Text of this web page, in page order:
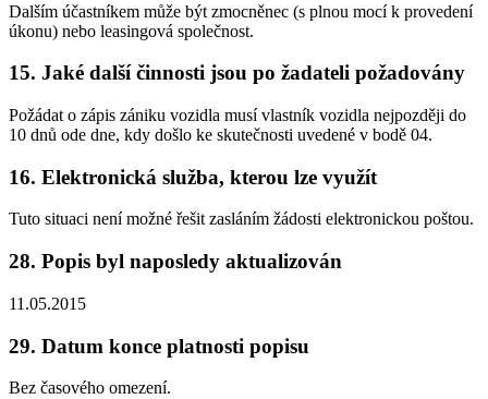
Dalším účastníkem může být zmocněnec (s plnou mocí k provedení
úkonu) nebo leasingová společnost.
15. Jaké další činnosti jsou po žadateli požadovány
Požádat o zápis zániku vozidla musí vlastník vozidla nejpozději do
10 dnů ode dne, kdy došlo ke skutečnosti uvedené v bodě 04.
16. Elektronická služba, kterou lze využít
Tuto situaci není možné řešit zasláním žádosti elektronickou poštou.
28. Popis byl naposledy aktualizován
11.05.2015
29. Datum konce platnosti popisu
Bez časového omezení.